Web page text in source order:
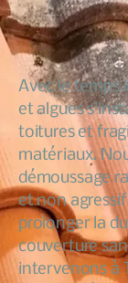
Avec le temps
et algues
toitures et
matériaux.
démoussage
et non
prolonger la
couverture
intervenons à